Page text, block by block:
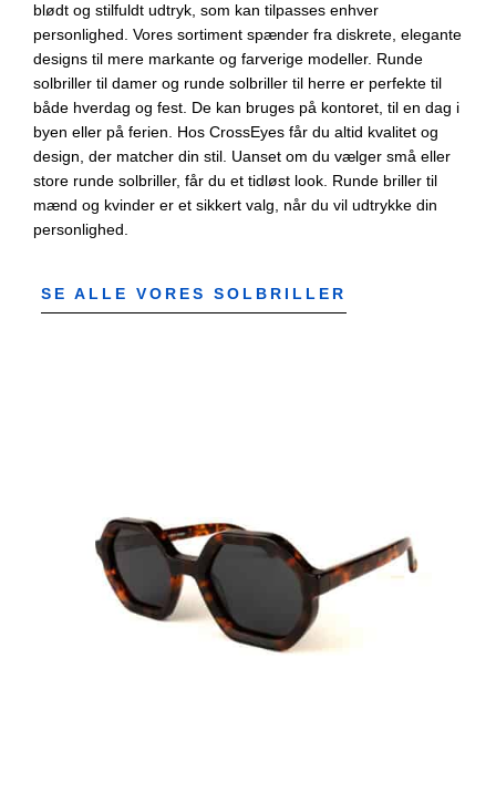
blødt og stilfuldt udtryk, som kan tilpasses enhver
personlighed. Vores sortiment spænder fra diskrete, elegante
designs til mere markante og farverige modeller. Runde
solbriller til damer og runde solbriller til herre er perfekte til
både hverdag og fest. De kan bruges på kontoret, til en dag i
byen eller på ferien. Hos CrossEyes får du altid kvalitet og
design, der matcher din stil. Uanset om du vælger små eller
store runde solbriller, får du et tidløst look. Runde briller til
mænd og kvinder er et sikkert valg, når du vil udtrykke din
personlighed.
SE ALLE VORES SOLBRILLER